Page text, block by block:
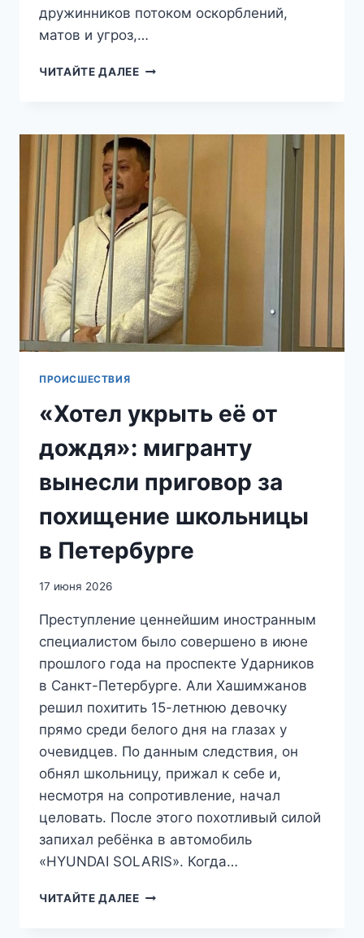
дружинников потоком оскорблений,
матов и угроз,…
ЧИТАЙТЕ ДАЛЕЕ«СТЫДНО
В
ОДНОЙ
СТРАНЕ!»:
В
ПЕТЕРБУРГЕ
«ТОЖЕРОССИЯНКА»
ЗАКАТИЛА
СКАНДАЛ
РУССКОЙ
ОБЩИНЕ
ИЗ-
ЗА
ЗАМЕЧАНИЯ
ПРОИСШЕСТВИЯ
«Хотел укрыть её от
дождя»: мигранту
вынесли приговор за
похищение школьницы
в Петербурге
17 июня 2026
Преступление ценнейшим иностранным
специалистом было совершено в июне
прошлого года на проспекте Ударников
в Санкт-Петербурге. Али Хашимжанов
решил похитить 15-летнюю девочку
прямо среди белого дня на глазах у
очевидцев. По данным следствия, он
обнял школьницу, прижал к себе и,
несмотря на сопротивление, начал
целовать. После этого похотливый силой
запихал ребёнка в автомобиль
«HYUNDAI SOLARIS». Когда…
ЧИТАЙТЕ ДАЛЕЕ«ХОТЕЛ